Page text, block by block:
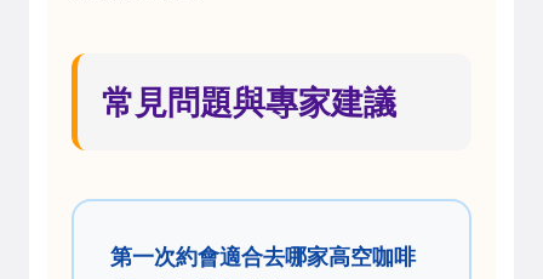
常見問題與專家建議
第一次約會適合去哪家高空咖啡